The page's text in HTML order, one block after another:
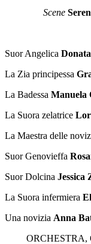
Scene
Suor Angelica
La Zia principessa
La Badessa Manuela
La Suora zelatrice
La Maestra delle
Suor Genovieffa
Suor Dolcina Jessica
La Suora infermiera
Una novizia Anna
ORCHESTRA,